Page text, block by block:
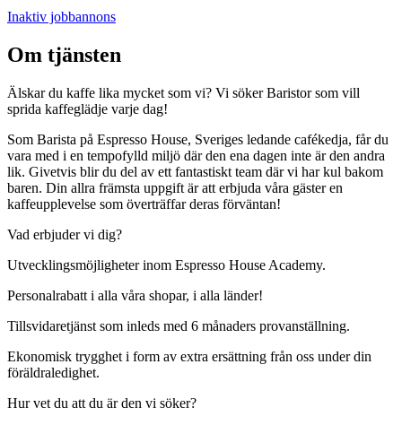
Inaktiv jobbannons
Om tjänsten
Älskar du kaffe lika mycket som vi? Vi söker Baristor som vill
sprida kaffeglädje varje dag!
Som Barista på Espresso House, Sveriges ledande cafékedja, får du
vara med i en tempofylld miljö där den ena dagen inte är den andra
lik. Givetvis blir du del av ett fantastiskt team där vi har kul bakom
baren. Din allra främsta uppgift är att erbjuda våra gäster en
kaffeupplevelse som överträffar deras förväntan!
Vad erbjuder vi dig?
Utvecklingsmöjligheter inom Espresso House Academy.
Personalrabatt i alla våra shopar, i alla länder!
Tillsvidaretjänst som inleds med 6 månaders provanställning.
Ekonomisk trygghet i form av extra ersättning från oss under din
föräldraledighet.
Hur vet du att du är den vi söker?